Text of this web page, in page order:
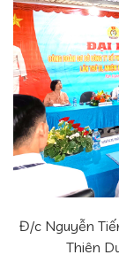
Đ/c Nguyễn
Thiên